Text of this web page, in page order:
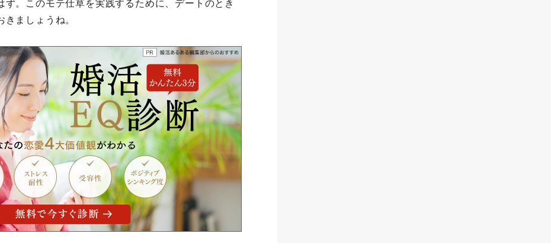
ず。このモテ仕草を実践するために、デートのとき
ましょうね。